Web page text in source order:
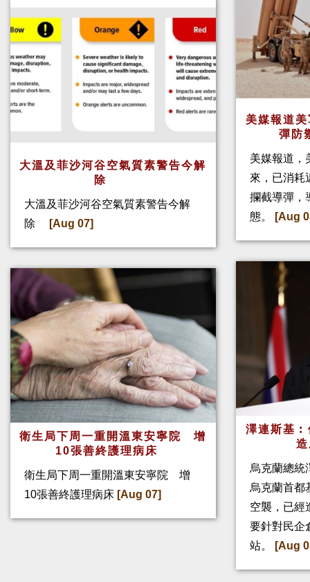
大溫及菲沙河谷空氣質素警告今解
除
大溫及菲沙河谷空氣質素警告今解
除
[Aug 07]
衛生局下周一重開溫東安寧院 增
10張善終護理病床
衛生局下周一重開溫東安寧院 增
10張善終護理病床 [Aug 07]
美媒報道
彈防
美媒報道，
來，已消耗
攔截導彈，
態。
[Aug
澤連斯基
烏克蘭總統
烏克蘭首都
空襲，已經
要針對民企
站。
[Aug